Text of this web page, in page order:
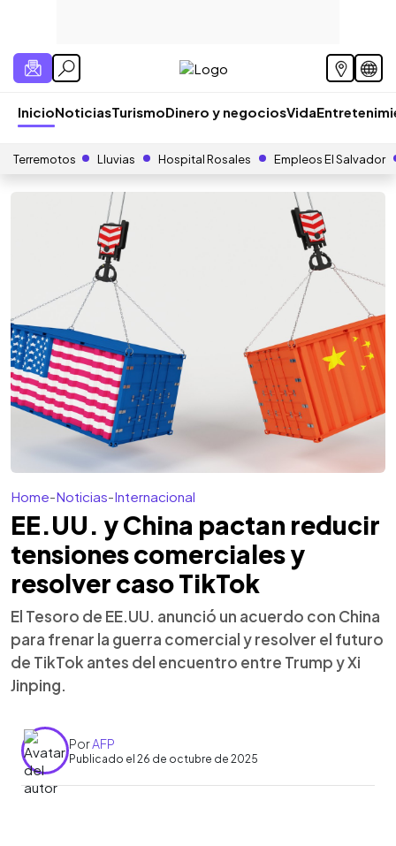
InicioNoticiasTurismoDinero y negociosVida
Terremotos Lluvias Hospital Rosales Empleos El Salvador
Home-Noticias-Internacional
EE.UU. y China pactan reducir
tensiones comerciales y
resolver caso TikTok
El Tesoro de EE.UU. anunció un acuerdo con China
para frenar la guerra comercial y resolver el futuro
de TikTok antes del encuentro entre Trump y Xi
Jinping.
PorAFP
Publicado el 26 de octubre de 2025